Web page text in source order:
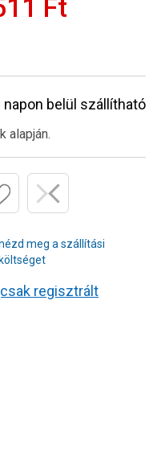
Ft
napon belül szállítható
alapján.
meg a szállítási
költséget
regisztrált